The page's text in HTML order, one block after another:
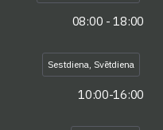
08:00 - 18:00
Sestdiena, Svētdiena
10:00-16:00